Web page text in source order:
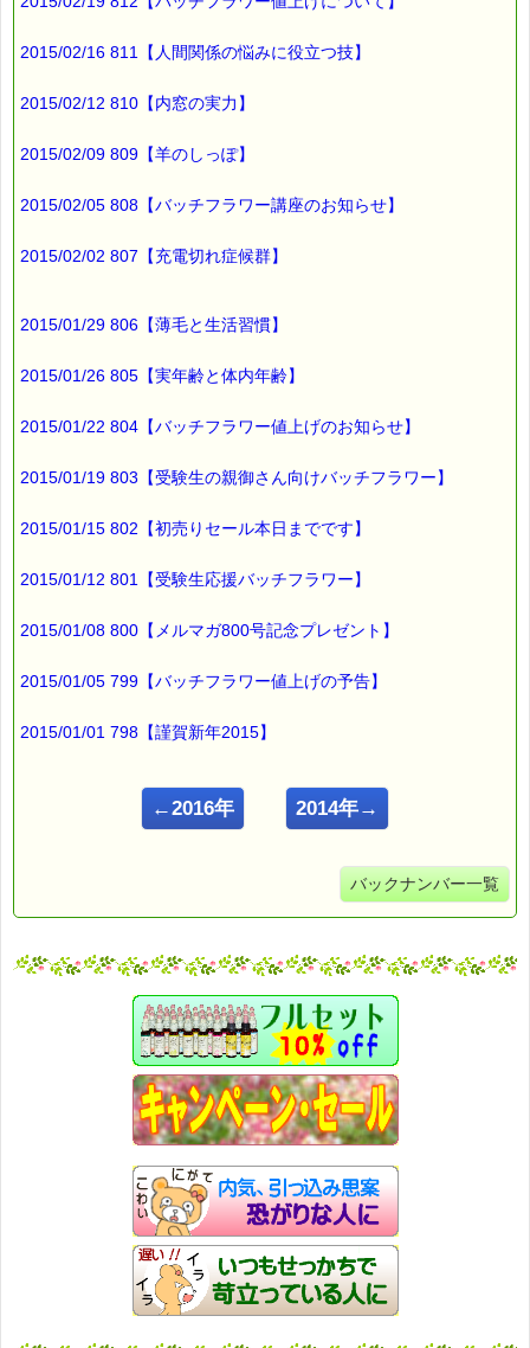
2015/02/16 811【人間関係の悩みに役立つ技】
2015/02/12 810【内窓の実力】
2015/02/09 809【羊のしっぽ】
2015/02/05 808【バッチフラワー講座のお知らせ】
2015/02/02 807【充電切れ症候群】
2015/01/29 806【薄毛と生活習慣】
2015/01/26 805【実年齢と体内年齢】
2015/01/22 804【バッチフラワー値上げのお知らせ】
2015/01/19 803【受験生の親御さん向けバッチフラワー】
2015/01/15 802【初売りセール本日までです】
2015/01/12 801【受験生応援バッチフラワー】
2015/01/08 800【メルマガ800号記念プレゼント】
2015/01/05 799【バッチフラワー値上げの予告】
2015/01/01 798【謹賀新年2015】
←2016年 2014年→
バックナンバー一覧